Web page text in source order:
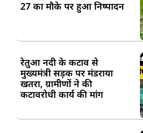
27 का मौके पर हुआ निष्पादन
रेतुआ नदी के कटाव से
मुख्यमंत्री सड़क पर मंडराया
खतरा, ग्रामीणों ने की
कटावरोधी कार्य की मांग